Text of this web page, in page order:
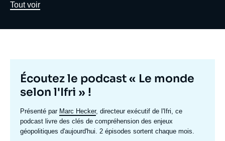
Lien
Tout voir
Titre
mis
en
avant
Écoutez le podcast « Le monde
selon l'Ifri » !
Texte
accroche
Présenté par Marc Hecker, directeur exécutif de l'Ifri, ce
podcast livre des clés de compréhension des enjeux
géopolitiques d'aujourd'hui. 2 épisodes sortent chaque mois.